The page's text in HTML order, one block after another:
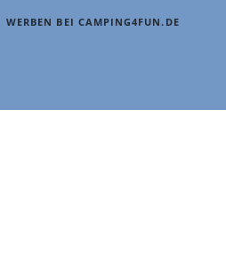
WERBEN BEI CAMPING4FUN.DE